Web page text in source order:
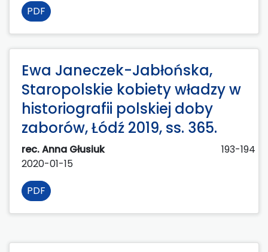
PDF
Ewa Janeczek-Jabłońska,
Staropolskie kobiety władzy w
historiografii polskiej doby
zaborów, Łódź 2019, ss. 365.
rec. Anna Głusiuk
193-194
2020-01-15
PDF